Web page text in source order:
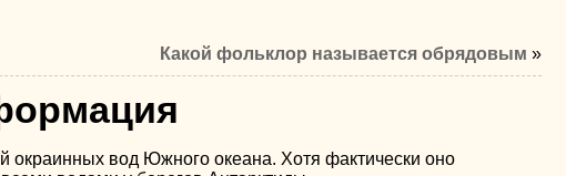
Какой фольклор называется обрядовым »
окраинных вод Южного океана. Хотя фактически оно